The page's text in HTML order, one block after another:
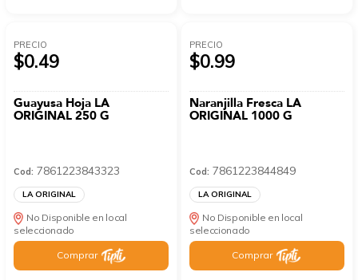
PRECIO
$0.49
Guayusa Hoja LA
ORIGINAL 250 G
Cod: 7861223843323
LA ORIGINAL
No Disponible en local
seleccionado
Comprar
PRECIO
$0.99
Naranjilla Fresca LA
ORIGINAL 1000 G
Cod: 7861223844849
LA ORIGINAL
No Disponible en local
seleccionado
Comprar